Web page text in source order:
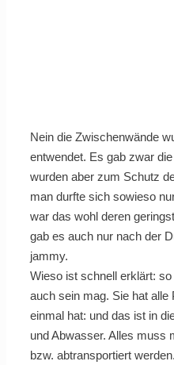
Nein die Zwischenwände
entwendet. Es gab zwar
wurden aber zum Schutz
man durfte sich sowieso
war das wohl deren
gab es auch nur nach der
jammy.
Wieso ist schnell erklärt:
auch sein mag. Sie hat alle
einmal hat: und das ist in
und Abwasser. Alles muss
bzw. abtransportiert